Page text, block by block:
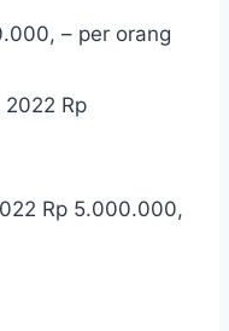
– per orang
2022 Rp
Rp 5.000.000,